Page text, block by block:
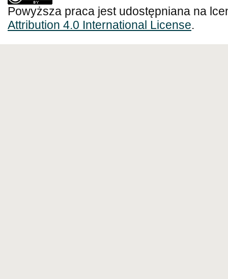
Powyższa praca jest udostępniana na
Attribution 4.0 International License.